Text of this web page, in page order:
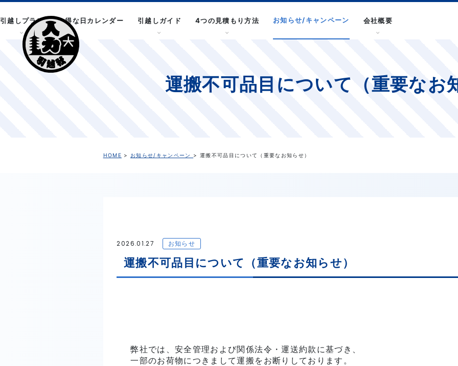
引越しプラン お得な日カレンダー 引越しガイド 4つの見積もり方法 お知らせ/キャンペーン 会社概要
運搬不可品目について（重要なお
HOME > お知らせ/キャンペーン > 運搬不可品目について（重要なお知らせ）
2026.01.27 お知らせ
運搬不可品目について（重要なお知らせ）
弊社では、安全管理および関係法令・運送約款に基づき、
一部のお荷物につきまして運搬をお断りしております。